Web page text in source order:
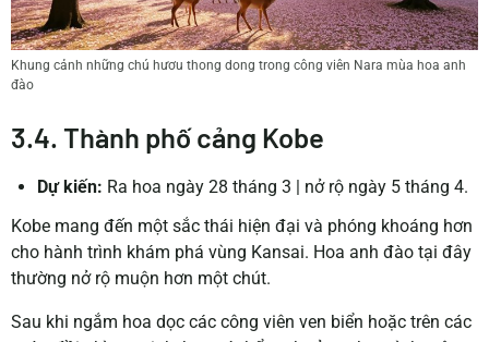
Khung cảnh những chú hươu thong dong trong công viên Nara mùa hoa anh
đào
3.4. Thành phố cảng Kobe
Dự kiến: Ra hoa ngày 28 tháng 3 | nở rộ ngày 5 tháng 4.
Kobe mang đến một sắc thái hiện đại và phóng khoáng hơn
cho hành trình khám phá vùng Kansai. Hoa anh đào tại đây
thường nở rộ muộn hơn một chút.
Sau khi ngắm hoa dọc các công viên ven biển hoặc trên các